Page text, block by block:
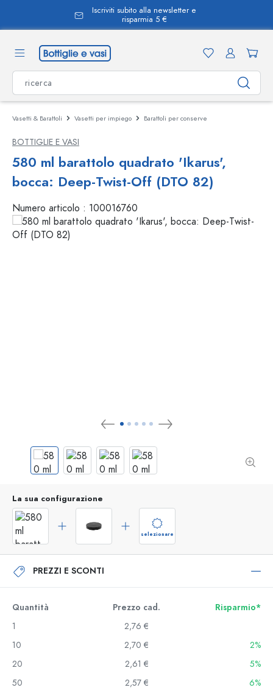
Iscriviti subito alla newsletter e
risparmia 5 €
Vasetti & Barattoli Vasetti per impiego Barattoli per conserve
BOTTIGLIE E VASI
580 ml barattolo quadrato 'Ikarus',
bocca: Deep-Twist-Off (DTO 82)
Numero articolo : 100016760
La sua configurazione
selezionare
PREZZI E SCONTI
Quantità Prezzo cad.
Risparmio*
1
2,76 €
10
2,70 €
2%
20
2,61 €
5%
50
2,57 €
6%